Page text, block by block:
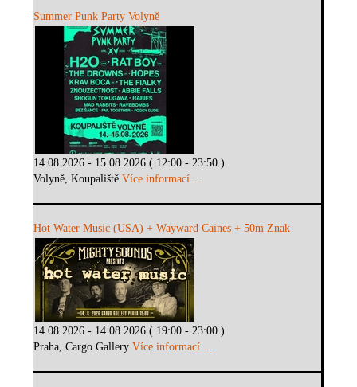
Summer Punk Party Volyně
14.08.2026 - 15.08.2026 ( 12:00 - 23:50 )
Volyně, KoupalištěVíce informací ...
Hot Water Music (USA) + Wayward Caines + 50m Znak
14.08.2026 - 14.08.2026 ( 19:00 - 23:00 )
Praha, Cargo GalleryVíce informací ...